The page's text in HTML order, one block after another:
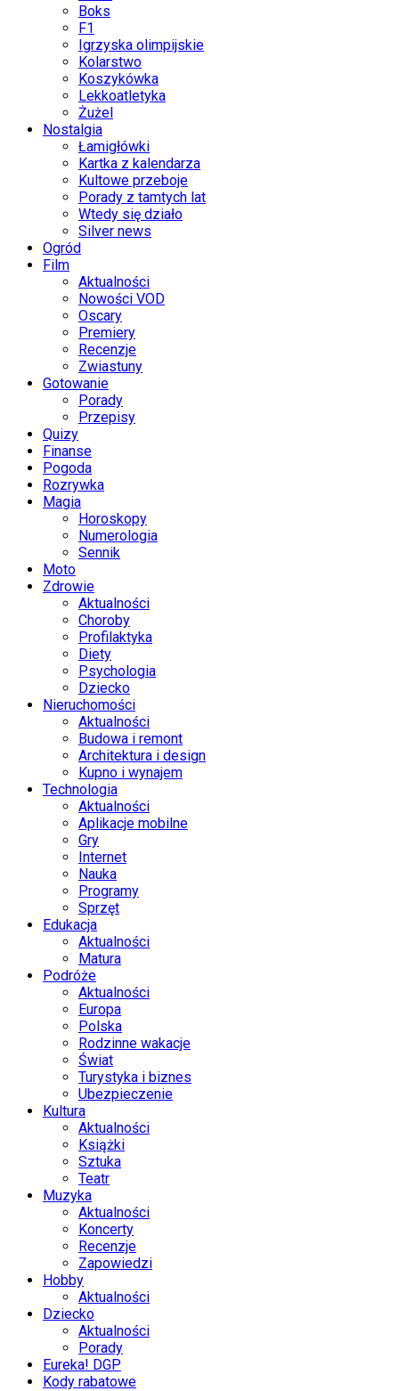
Boks
F1
Igrzyska olimpijskie
Kolarstwo
Koszykówka
Lekkoatletyka
Żużel
Nostalgia
Łamigłówki
Kartka z kalendarza
Kultowe przeboje
Porady z tamtych lat
Wtedy się działo
Silver news
Ogród
Film
Aktualności
Nowości VOD
Oscary
Premiery
Recenzje
Zwiastuny
Gotowanie
Porady
Przepisy
Quizy
Finanse
Pogoda
Rozrywka
Magia
Horoskopy
Numerologia
Sennik
Moto
Zdrowie
Aktualności
Choroby
Profilaktyka
Diety
Psychologia
Dziecko
Nieruchomości
Aktualności
Budowa i remont
Architektura i design
Kupno i wynajem
Technologia
Aktualności
Aplikacje mobilne
Gry
Internet
Nauka
Programy
Sprzęt
Edukacja
Aktualności
Matura
Podróże
Aktualności
Europa
Polska
Rodzinne wakacje
Świat
Turystyka i biznes
Ubezpieczenie
Kultura
Aktualności
Książki
Sztuka
Teatr
Muzyka
Aktualności
Koncerty
Recenzje
Zapowiedzi
Hobby
Aktualności
Dziecko
Aktualności
Porady
Eureka! DGP
Kody rabatowe